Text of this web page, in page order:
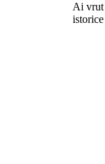
Ai vrut